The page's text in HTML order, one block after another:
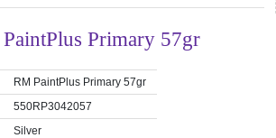
Primary 57gr
RM PaintPlus Primary 57gr
550RP3042057
Silver